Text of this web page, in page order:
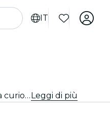
IT
Scopri le ultime mostre e esposizioni a Orlando. Dall'arte e storia alla scienza e tecnologia, esplora esposizioni affascinanti che accendono la tua curiosità.Leggi di più